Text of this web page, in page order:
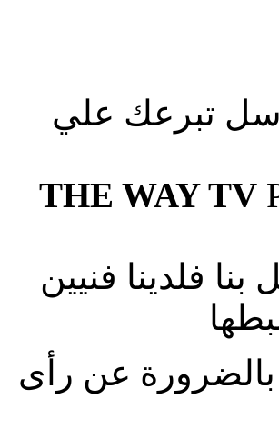
تبرعك علي
THE WAY TV
فلدينا فنيين
بالضرورة عن رأى